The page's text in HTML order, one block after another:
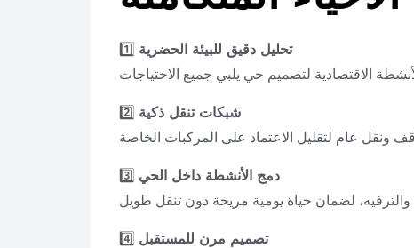
1️⃣ تحليل دقيق للبيئة الحضرية
2️⃣ شبكات تنقل ذكية
3️⃣ دمج الأنشطة داخل الحي
4️⃣ تصميم مرن للمستقبل